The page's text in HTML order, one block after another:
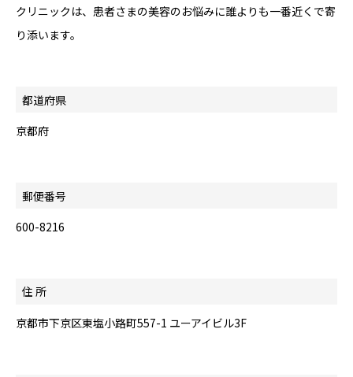
クリニックは、患者さまの美容のお悩みに誰よりも一番近くで寄
り添います。
都道府県
京都府
郵便番号
600-8216
住 所
京都市下京区東塩小路町557-1 ユーアイビル3F